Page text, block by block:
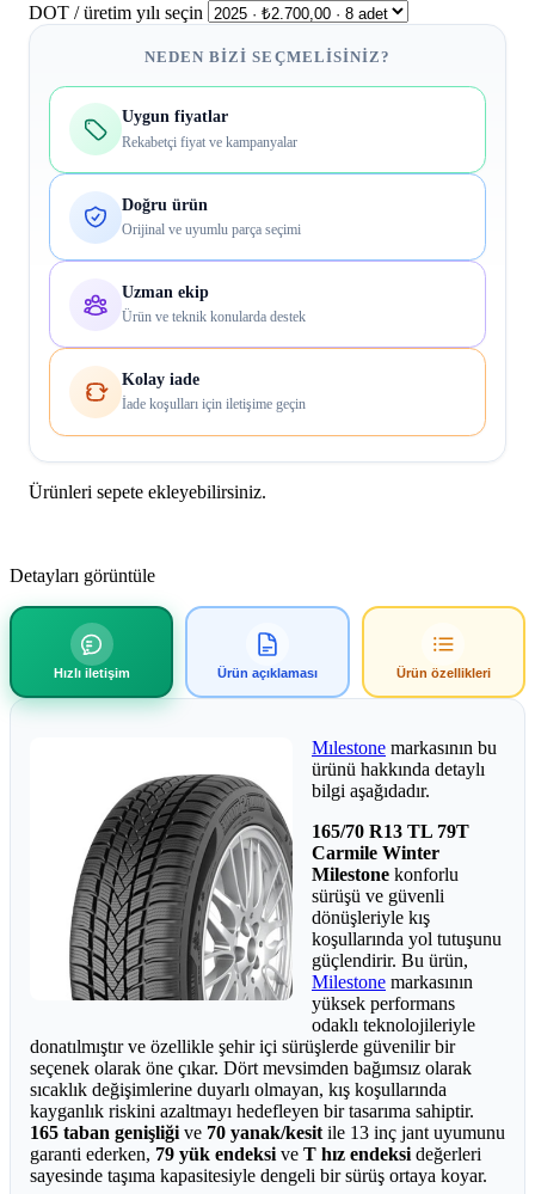
DOT / üretim yılı seçin
NEDEN BIZI SEÇMELISINIZ?
Uygun fiyatlar
Rekabetçi fiyat ve kampanyalar
Doğru ürün
Orijinal ve uyumlu parça seçimi
Uzman ekip
Ürün ve teknik konularda destek
Kolay iade
İade koşulları için iletişime geçin
Ürünleri sepete ekleyebilirsiniz.
Detayları görüntüle
Hızlı iletişim Ürün açıklaması Ürün özellikleri
Mılestone markasının bu
ürünü hakkında detaylı
bilgi aşağıdadır.
165/70 R13 TL 79T
Carmile Winter
Milestone konforlu
sürüşü ve güvenli
dönüşleriyle kış
koşullarında yol tutuşunu
güçlendirir. Bu ürün,
Milestone markasının
yüksek performans
odaklı teknolojileriyle
donatılmıştır ve özellikle şehir içi sürüşlerde güvenilir bir
seçenek olarak öne çıkar. Dört mevsimden bağımsız olarak
sıcaklık değişimlerine duyarlı olmayan, kış koşullarında
kayganlık riskini azaltmayı hedefleyen bir tasarıma sahiptir.
165 taban genişliği ve 70 yanak/kesit ile 13 inç jant uyumunu
garanti ederken, 79 yük endeksi ve T hız endeksi değerleri
sayesinde taşıma kapasitesiyle dengeli bir sürüş ortaya koyar.